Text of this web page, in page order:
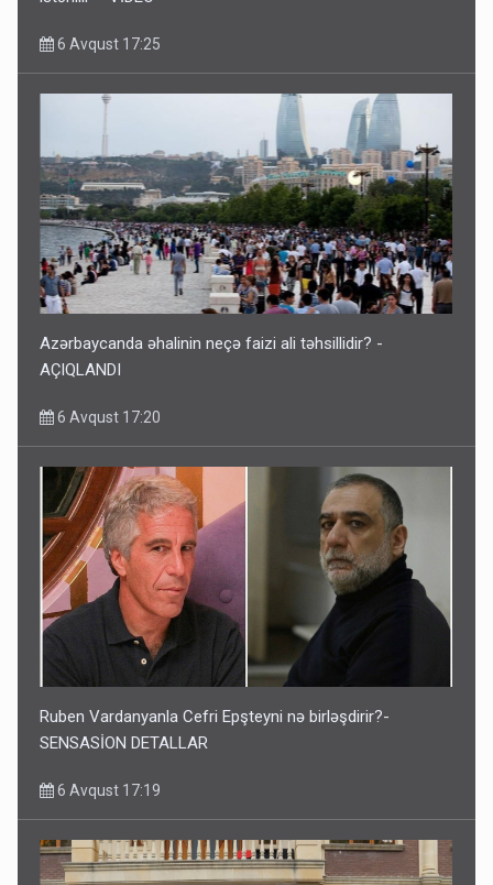
6 Avqust 17:25
Azərbaycanda əhalinin neçə faizi ali təhsillidir? -
AÇIQLANDI
6 Avqust 17:20
Ruben Vardanyanla Cefri Epşteyni nə birləşdirir?-
SENSASİON DETALLAR
6 Avqust 17:19